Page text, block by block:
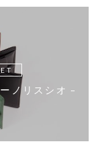
ノリスシオ –